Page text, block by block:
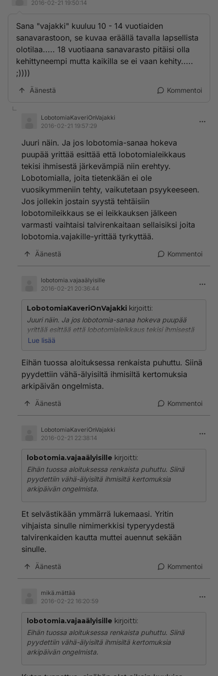
2016-02-21 19:50:14
Sana "vajakki" kuuluu 10 - 14 vuotiaiden
sanavarastoon, se kuvaa eräällä tavalla lapsellista
olotilaa..... 18 vuotiaana sanavarasto pitäisi olla
kehittyneempi mutta kaikilla se ei vaan kehity.....
;))))
Äänestä Kommentoi
LobotomiaKaveriOnVajakki
2016-02-21 19:57:29
Juuri näin. Ja jos lobotomia-sanaa hokeva
puupää yrittää esittää että lobotomialeikkaus
tekisi ihmisestä järkevämpiä niin erehtyy.
Lobotomialla, joita tietenkään ei ole
vuosikymmeniin tehty, vaikutetaan psyykeeseen.
Jos jollekin jostain syystä tehtäisiin
lobotomileikkaus se ei leikkauksen jälkeen
varmasti vaihtaisi talvirenkaitaan sellaisiksi joita
lobotomia.vajakille-yrittää tyrkyttää.
Äänestä Kommentoi
lobotomia.vajaaälyisille
2016-02-21 20:36:44
LobotomiaKaveriOnVajakki kirjoitti:
Juuri näin. Ja jos lobotomia-sanaa hokeva puupää
yrittää esittää että lobotomialeikkaus tekisi ihmisestä
järkevämpiä niin erehtyy. Lobotomialla, joita tietenkään
psyykeeseen. Jos jollekin jostain syystä tehtäisiin
lobotomileikkaus se ei leikkauksen jälkeen varmasti
vaihtaisi talvirenkaitaan sellaisiksi joita
lobotomia.vajakille-yrittää tyrkyttää.
Lue lisää
Eihän tuossa aloituksessa renkaista puhuttu. Siinä
pyydettiin vähä-älyisiltä ihmisiltä kertomuksia
arkipäivän ongelmista.
Äänestä Kommentoi
LobotomiaKaveriOnVajakki
2016-02-21 22:38:14
lobotomia.vajaaälyisille kirjoitti:
Eihän tuossa aloituksessa renkaista puhuttu. Siinä
pyydettiin vähä-älyisiltä ihmisiltä kertomuksia
arkipäivän ongelmista.
Et selvästikään ymmärrä lukemaasi. Yritin
vihjaista sinulle nimimerkkisi typeryydestä
talvirenkaiden kautta muttei auennut sekään
sinulle.
Äänestä Kommentoi
mikä.mättää
2016-02-22 16:20:59
lobotomia.vajaaälyisille kirjoitti:
Eihän tuossa aloituksessa renkaista puhuttu. Siinä
pyydettiin vähä-älyisiltä ihmisiltä kertomuksia
arkipäivän ongelmista.